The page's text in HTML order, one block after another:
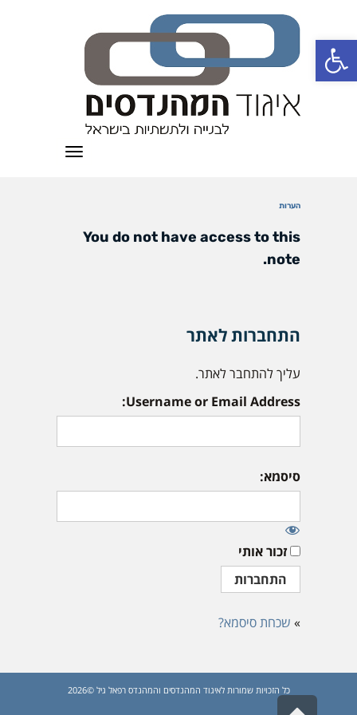
פתח סרגל נגישות
תפריט
הערות
You do not have access to this
note.
התחברות לאתר
עליך להתחבר לאתר.
Username or Email Address:
סיסמא:
זכור אותי
» שכחת סיסמא?
כל הזכויות שמורות לאיגוד המהנדסים והמהנדס רפאל גיל ©2026